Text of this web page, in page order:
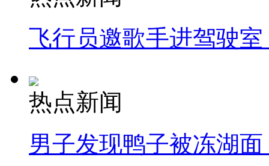
飞行员邀歌手进驾驶
热点新闻
男子发现鸭子被冻湖